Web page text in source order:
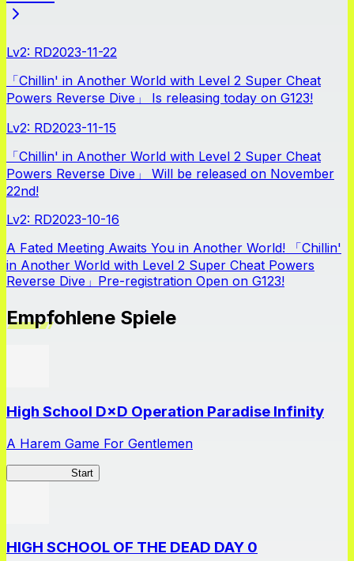
Lv2: RD2023-11-22
「Chillin' in Another World with Level 2 Super Cheat
Powers Reverse Dive」 Is releasing today on G123!
Lv2: RD2023-11-15
「Chillin' in Another World with Level 2 Super Cheat
Powers Reverse Dive」 Will be released on November
22nd!
Lv2: RD2023-10-16
A Fated Meeting Awaits You in Another World! 「Chillin'
in Another World with Level 2 Super Cheat Powers
Reverse Dive」Pre-registration Open on G123!
Empfohlene Spiele
High School D×D Operation Paradise Infinity
A Harem Game For Gentlemen
Start
HIGH SCHOOL OF THE DEAD DAY 0